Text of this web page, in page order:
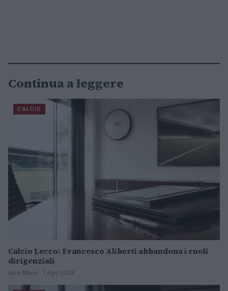
Continua a leggere
CALCIO
Calcio Lecco: Francesco Aliberti abbandona i ruoli
dirigenziali
Ilaria Mauri · 7 Ago 2026